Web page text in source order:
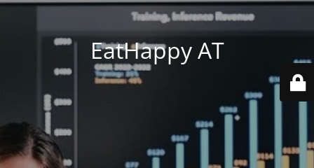
EatHappy AT